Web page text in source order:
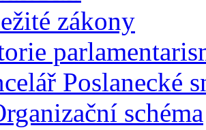
zákony
Poslanecké
schéma